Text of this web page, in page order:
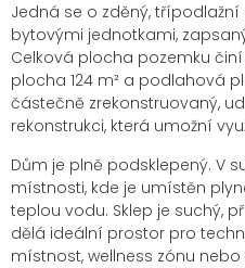
Jedná se o zděný,
bytovými jednotkami,
Celková plocha pozemku činí
plocha 124 m² a podlahová
částečně zrekonstruovaný,
rekonstrukci, která umožní
Dům je plně podsklepený. V
místnosti, kde je umístěn
teplou vodu. Sklep je suchý,
dělá ideální prostor pro
místnost, wellness zónu